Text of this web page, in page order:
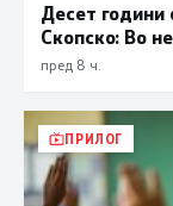
Десет години
Скопско: Во
пред 8 ч.
ПРИЛОГ